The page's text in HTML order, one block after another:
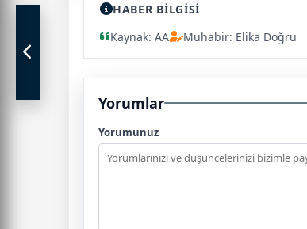
HABER BİLGİSİ
Kaynak: AA
Muhabir: Elika Doğru
Yorumlar
Yorumunuz